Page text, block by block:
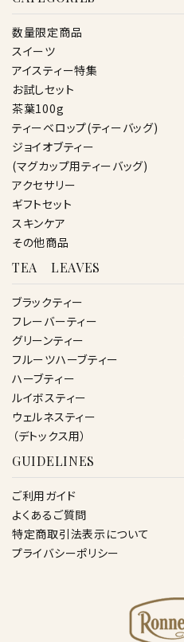
数量限定商品
スイーツ
アイスティー特集
お試しセット
茶葉100g
ティーベロップ(ティーバッグ)
ジョイオブティー
(マグカップ用ティーバッグ)
アクセサリー
ギフトセット
スキンケア
その他商品
TEA LEAVES
ブラックティー
フレーバーティー
グリーンティー
フルーツハーブティー
ハーブティー
ルイボスティー
ウェルネスティー
（デトックス用）
GUIDELINES
ご利用ガイド
よくあるご質問
特定商取引法表示について
プライバシーポリシー